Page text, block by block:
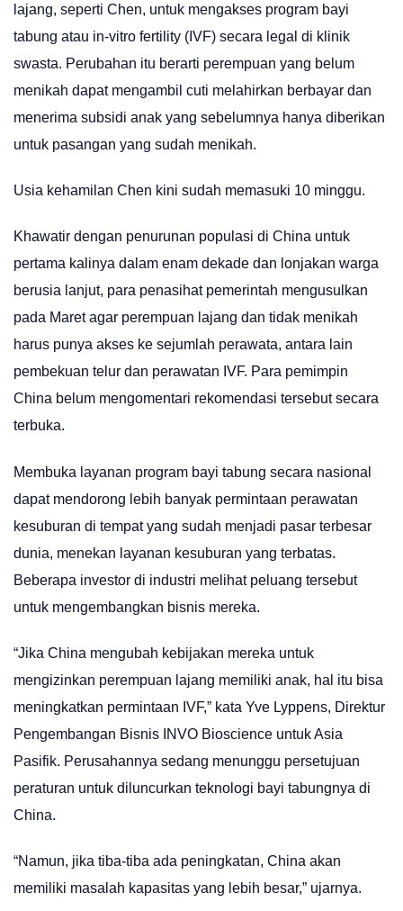
lajang, seperti Chen, untuk mengakses program bayi
tabung atau in-vitro fertility (IVF) secara legal di klinik
swasta. Perubahan itu berarti perempuan yang belum
menikah dapat mengambil cuti melahirkan berbayar dan
menerima subsidi anak yang sebelumnya hanya diberikan
untuk pasangan yang sudah menikah.
Usia kehamilan Chen kini sudah memasuki 10 minggu.
Khawatir dengan penurunan populasi di China untuk
pertama kalinya dalam enam dekade dan lonjakan warga
berusia lanjut, para penasihat pemerintah mengusulkan
pada Maret agar perempuan lajang dan tidak menikah
harus punya akses ke sejumlah perawata, antara lain
pembekuan telur dan perawatan IVF. Para pemimpin
China belum mengomentari rekomendasi tersebut secara
terbuka.
Membuka layanan program bayi tabung secara nasional
dapat mendorong lebih banyak permintaan perawatan
kesuburan di tempat yang sudah menjadi pasar terbesar
dunia, menekan layanan kesuburan yang terbatas.
Beberapa investor di industri melihat peluang tersebut
untuk mengembangkan bisnis mereka.
“Jika China mengubah kebijakan mereka untuk
mengizinkan perempuan lajang memiliki anak, hal itu bisa
meningkatkan permintaan IVF,” kata Yve Lyppens, Direktur
Pengembangan Bisnis INVO Bioscience untuk Asia
Pasifik. Perusahannya sedang menunggu persetujuan
peraturan untuk diluncurkan teknologi bayi tabungnya di
China.
“Namun, jika tiba-tiba ada peningkatan, China akan
memiliki masalah kapasitas yang lebih besar,” ujarnya.